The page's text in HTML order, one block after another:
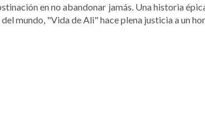
en no abandonar jamás. Una historia
mundo, "Vida de Ali" hace plena justicia a un